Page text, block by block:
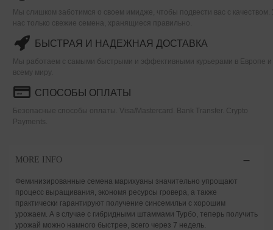
Мы слишком заботимся о своем имидже, чтобы подвести вас с качеством.
нас только свежие семена, хранящиеся правильно.
БЫСТРАЯ И НАДЕЖНАЯ ДОСТАВКА
Мы работаем с самыми быстрыми и эффективными курьерами в Европе и
всему миру.
СПОСОБЫ ОПЛАТЫ
Безопасные способы оплаты. Visa/Mastercard. Bank Transfer. Crypto
Payments.
MORE INFO
Феминизированные семена марихуаны значительно упрощают
процесс выращивания, экономя ресурсы гровера, а также
практически гарантируют получение синсемильи с хорошим
урожаем. А в случае с гибридными штаммами Турбо, теперь получить
урожай можно намного быстрее, всего через 7 недель.